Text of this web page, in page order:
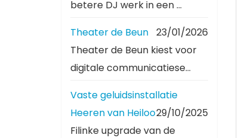
betere DJ werk in een ...
Theater de Beun 23/01/2026
Theater de Beun kiest voor
digitale communicatiese...
Vaste geluidsinstallatie
Heeren van Heiloo29/10/2025
Filinke upgrade van de